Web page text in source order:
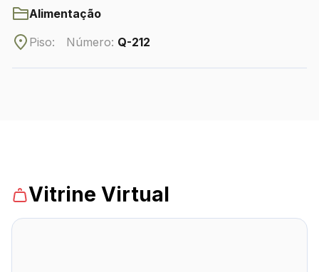
CONTATO
Comodidades Eventos
Alimentação
Piso:
Número: Q-212
Vitrine Virtual